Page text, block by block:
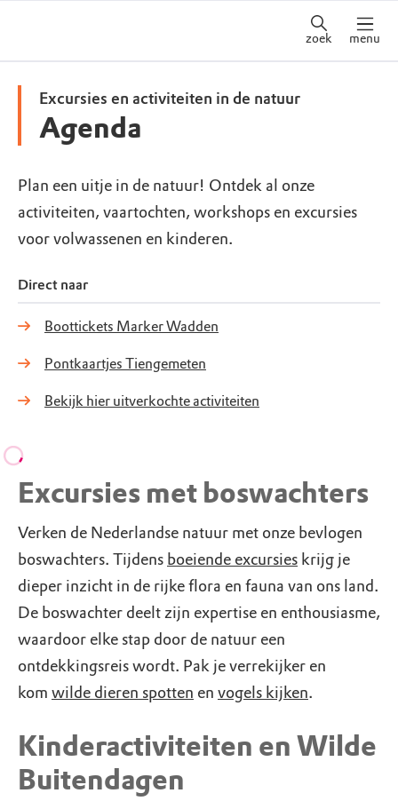
zoek menu
Excursies en activiteiten in de natuur
Agenda
Plan een uitje in de natuur! Ontdek al onze
activiteiten, vaartochten, workshops en excursies
voor volwassenen en kinderen.
Direct naar
Boottickets Marker Wadden
Pontkaartjes Tiengemeten
Bekijk hier uitverkochte activiteiten
Excursies met boswachters
Verken de Nederlandse natuur met onze bevlogen
boswachters. Tijdens boeiende excursies krijg je
dieper inzicht in de rijke flora en fauna van ons land.
De boswachter deelt zijn expertise en enthousiasme,
waardoor elke stap door de natuur een
ontdekkingsreis wordt. Pak je verrekijker en
kom wilde dieren spotten en vogels kijken.
Kinderactiviteiten en Wilde
Buitendagen